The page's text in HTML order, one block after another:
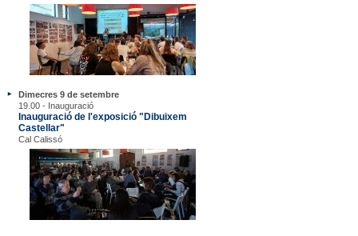
Dimecres 9 de setembre
19.00 - Inauguració
Inauguració de l'exposició "Dibuixem
Castellar"
Cal Calissó